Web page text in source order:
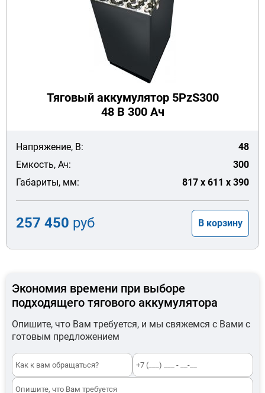
Тяговый аккумулятор 5PzS300
48 В 300 Ач
Напряжение, В:
48
Емкость, Ач:
300
Габариты, мм:
817 x 611 x 390
257 450 руб В корзину
Экономия времени при выборе
подходящего тягового аккумулятора
Опишите, что Вам требуется, и мы свяжемся с Вами с
готовым предложением